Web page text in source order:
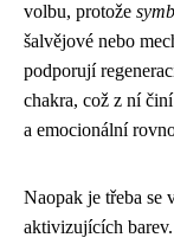
volbu, protože
šalvějové nebo
podporují
chakra, což z ní
a emocionální
Naopak je třeba se
aktivizujících barev.